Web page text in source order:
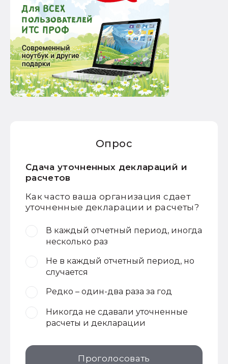
Опрос
Сдача уточненных деклараций и
расчетов
Как часто ваша организация сдает
уточненные декларации и расчеты?
В каждый отчетный период, иногда
несколько раз
Не в каждый отчетный период, но
случается
Редко – один-два раза за год
Никогда не сдавали уточненные
расчеты и декларации
Проголосовать